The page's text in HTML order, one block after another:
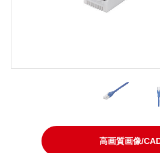
高画質画像/